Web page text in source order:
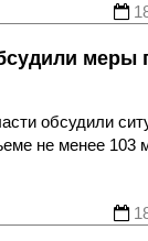
меры
обсудили
не менее 103